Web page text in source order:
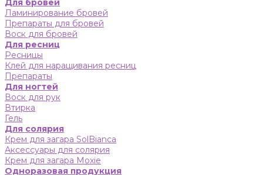
Для бровей
Ламинирование бровей
Препараты для бровей
Воск для бровей
Для ресниц
Ресницы
Клей для наращивания ресниц
Препараты
Для ногтей
Воск для рук
Втирка
Гель
Для солярия
Крем для загара SolBianca
Аксессуары для солярия
Крем для загара Moxie
Одноразовая продукция